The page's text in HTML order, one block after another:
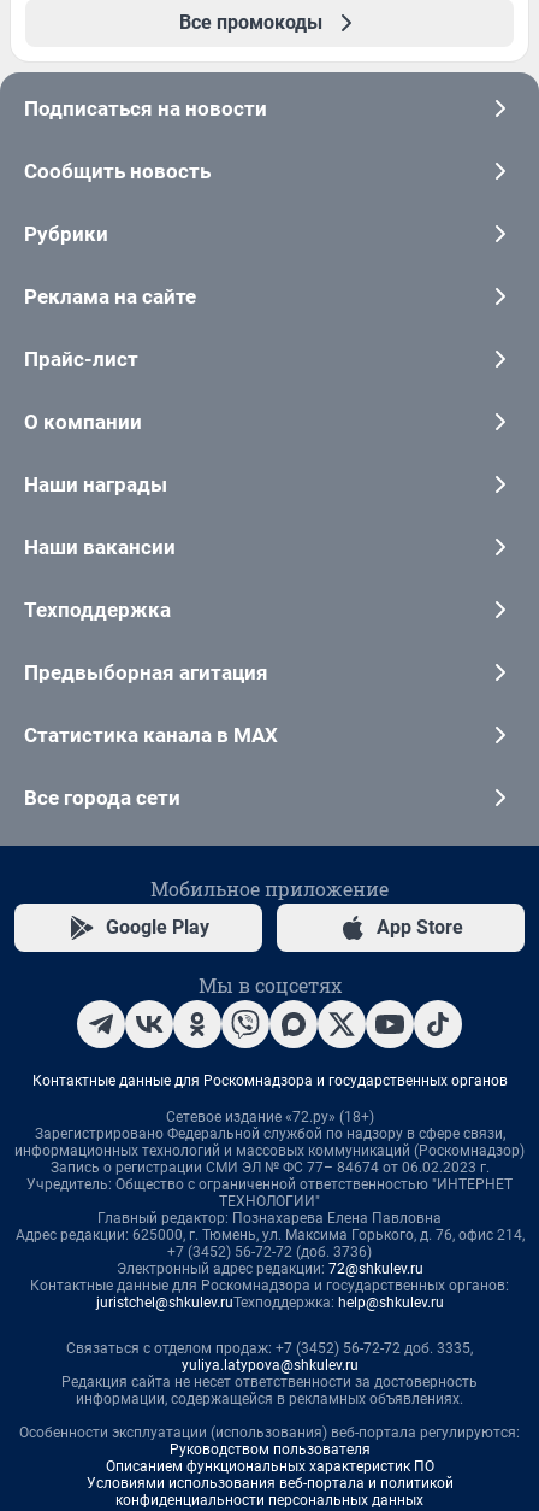
Все промокоды
Подписаться на новости
Сообщить новость
Рубрики
Реклама на сайте
Прайс-лист
О компании
Наши награды
Наши вакансии
Техподдержка
Предвыборная агитация
Статистика канала в MAX
Все города сети
Мобильное приложение
Google Play App Store
Мы в соцсетях
Контактные данные для Роскомнадзора и государственных органов
Сетевое издание «72.ру» (18+)
Зарегистрировано Федеральной службой по надзору в сфере связи,
информационных технологий и массовых коммуникаций (Роскомнадзор)
Запись о регистрации СМИ ЭЛ № ФС 77– 84674 от 06.02.2023 г.
Учредитель: Общество с ограниченной ответственностью "ИНТЕРНЕТ
ТЕХНОЛОГИИ"
Главный редактор: Познахарева Елена Павловна
Адрес редакции: 625000, г. Тюмень, ул. Максима Горького, д. 76, офис 214,
+7 (3452) 56-72-72 (доб. 3736)
Электронный адрес редакции: 72@shkulev.ru
Контактные данные для Роскомнадзора и государственных органов:
juristchel@shkulev.ruТехподдержка: help@shkulev.ru
Связаться с отделом продаж: +7 (3452) 56-72-72 доб. 3335,
yuliya.latypova@shkulev.ru
Редакция сайта не несет ответственности за достоверность
информации, содержащейся в рекламных объявлениях.
Особенности эксплуатации (использования) веб-портала регулируются:
Руководством пользователя
Описанием функциональных характеристик ПО
Условиями использования веб-портала и политикой
конфиденциальности персональных данных